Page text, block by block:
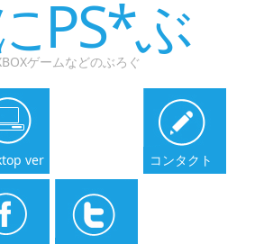
PS*ぶ
ゲームなどのぶろぐ
ver コンタクト